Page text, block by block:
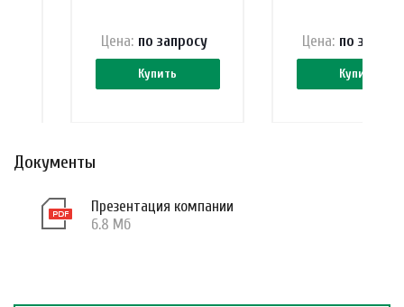
Купить
Цена: по запросу
Купить
Цена: по зап
Документы
Презентация компании
6.8 Мб